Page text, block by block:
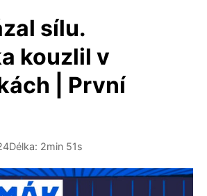
sílu.
kouzlil v
| První
Délka: 2min 51s